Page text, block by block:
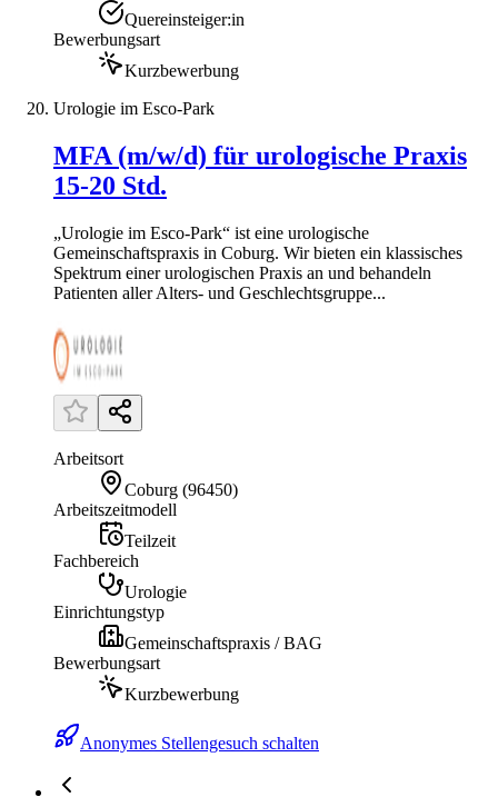
Quereinsteiger:in
Bewerbungsart
Kurzbewerbung
Urologie im Esco-Park
MFA (m/w/d) für urologische Praxis
15-20 Std.
„Urologie im Esco-Park“ ist eine urologische
Gemeinschaftspraxis in Coburg. Wir bieten ein klassisches
Spektrum einer urologischen Praxis an und behandeln
Patienten aller Alters- und Geschlechtsgruppe...
Arbeitsort
Coburg (96450)
Arbeitszeitmodell
Teilzeit
Fachbereich
Urologie
Einrichtungstyp
Gemeinschaftspraxis / BAG
Bewerbungsart
Kurzbewerbung
Anonymes Stellengesuch schalten